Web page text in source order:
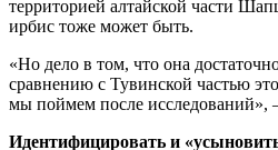
территорией алтайской части
ирбис тоже может быть.
«Но дело в том, что она
сравнению с Тувинской частью
мы поймем после исследований»,
Идентифицировать и